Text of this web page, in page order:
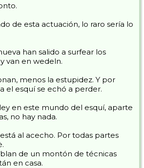
de esta actuación, lo raro sería lo
han salido a surfear los
van en wedeln.
menos la estupidez. Y por
el esquí se echó a perder.
en este mundo del esquí, aparte
no hay nada.
al acecho. Por todas partes
de un montón de técnicas
en casa.